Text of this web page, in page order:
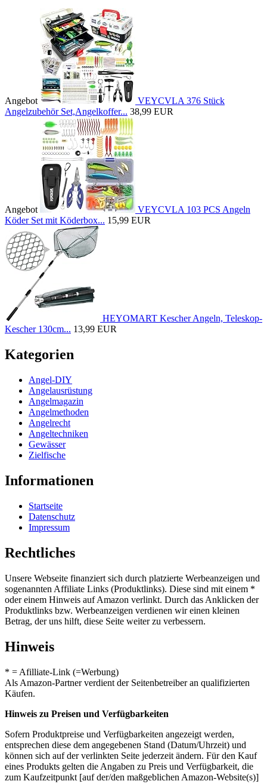
Angebot
VEYCVLA 376 Stück
Angelzubehör Set,Angelkoffer... 38,99 EUR
Angebot
VEYCVLA 103 PCS Angeln
Köder Set mit Köderbox... 15,99 EUR
HEYOMART Kescher Angeln, Teleskop-
Kescher 130cm... 13,99 EUR
Kategorien
Angel-DIY
Angelausrüstung
Angelmagazin
Angelmethoden
Angelrecht
Angeltechniken
Gewässer
Zielfische
Informationen
Startseite
Datenschutz
Impressum
Rechtliches
Unsere Webseite finanziert sich durch platzierte Werbeanzeigen und
sogenannten Affiliate Links (Produktlinks). Diese sind mit einem *
oder einem Hinweis auf Amazon verlinkt. Durch das Anklicken der
Produktlinks bzw. Werbeanzeigen verdienen wir einen kleinen
Betrag, der uns hilft, diese Seite weiter zu verbessern.
Hinweis
* = Afilliate-Link (=Werbung)
Als Amazon-Partner verdient der Seitenbetreiber an qualifizierten
Käufen.
Hinweis zu Preisen und Verfügbarkeiten
Sofern Produktpreise und Verfügbarkeiten angezeigt werden,
entsprechen diese dem angegebenen Stand (Datum/Uhrzeit) und
können sich auf der verlinkten Seite jederzeit ändern. Für den Kauf
eines Produkts gelten die Angaben zu Preis und Verfügbarkeit, die
zum Kaufzeitpunkt [auf der/den maßgeblichen Amazon-Website(s)]